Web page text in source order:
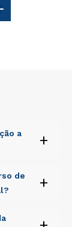
a
+
sit
inventore
de
+
sit